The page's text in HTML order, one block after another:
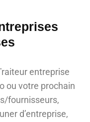
entreprise
ou votre prochain
fournisseurs,
d’entreprise,